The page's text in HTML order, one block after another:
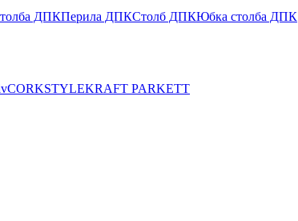
ДПКПерила ДПКСтолб ДПКЮбка столба ДПК
CORKSTYLEKRAFT PARKETT